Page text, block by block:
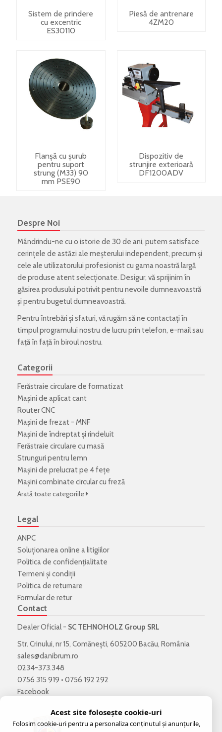
Sistem de prindere
cu excentric
ES30110
Piesă de antrenare
4ZM20
Flanșă cu șurub
pentru suport
strung (M33) 90
mm PSE90
Dispozitiv de
strunjire exterioară
DF1200ADV
Despre Noi
Mândrindu-ne cu o istorie de 30 de ani, putem satisface
cerințele de astăzi ale meșterului independent, precum și
cele ale utilizatorului profesionist cu gama noastră largă
de produse atent selecționate. Desigur, vă sprijinim în
găsirea produsului potrivit pentru nevoile dumneavoastră
și pentru bugetul dumneavoastră.
Pentru întrebări și sfaturi, vă rugăm să ne contactați în
timpul programului nostru de lucru prin telefon, e-mail sau
față în față în biroul nostru.
Categorii
Ferăstraie circulare de formatizat
Mașini de aplicat cant
Router CNC
Mașini de frezat - MNF
Mașini de îndreptat și rindeluit
Ferăstraie circulare cu masă
Strunguri pentru lemn
Mașini de prelucrat pe 4 fețe
Mașini combinate circular cu freză
Arată toate categoriile
Legal
ANPC
Soluționarea online a litigiilor
Politica de confidenţialitate
Termeni şi condiţii
Politica de returnare
Formular de retur
Contact
Dealer Oficial - SC TEHNOHOLZ Group SRL
Str. Crinului, nr 15, Comănești, 605200 Bacău, România
sales@danibrum.ro
0234-373.348
0756 315 919 • 0756 192 292
Facebook
Acest site folosește cookie-uri
Folosim cookie-uri pentru a personaliza conținutul și anunțurile,